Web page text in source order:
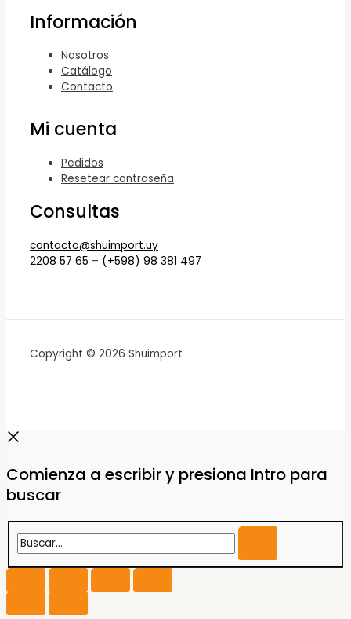
Información
Nosotros
Catálogo
Contacto
Mi cuenta
Pedidos
Resetear contraseña
Consultas
contacto@shuimport.uy
2208 57 65 – (+598) 98 381 497
Copyright © 2026 Shuimport
Comienza a escribir y presiona Intro para
buscar
Buscar...